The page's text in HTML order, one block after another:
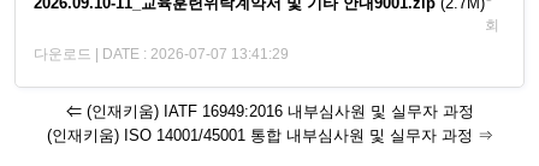
회
다운로드 | DATE : 2026-07-07 13:41:29
⇐ (인재키움) IATF 16949:2016 내부심사원 및 실무자 과정
(인재키움) ISO 14001/45001 통합 내부심사원 및 실무자 과정 ⇒